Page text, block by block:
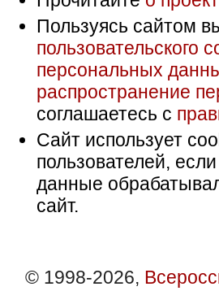
Пользуясь сайтом
пользовательского
персональных
распространение
соглашаетесь с
Сайт использует
пользователей,
данные
сайт.
© 1998-2026,